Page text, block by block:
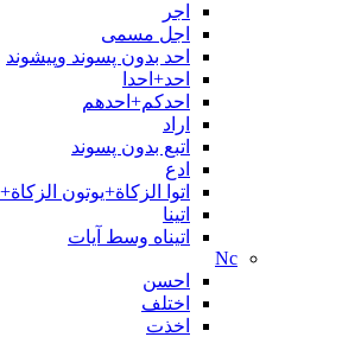
اجر
اجل مسمی
احد بدون پسوند وپيشوند
احد+احدا
احدکم+احدهم
اراد
اتبع بدون پسوند
ادع
اتوا الزكاة+يوتون
اتينا
اتیناه وسط آیات
Nc
احسن
اختلف
اخذت